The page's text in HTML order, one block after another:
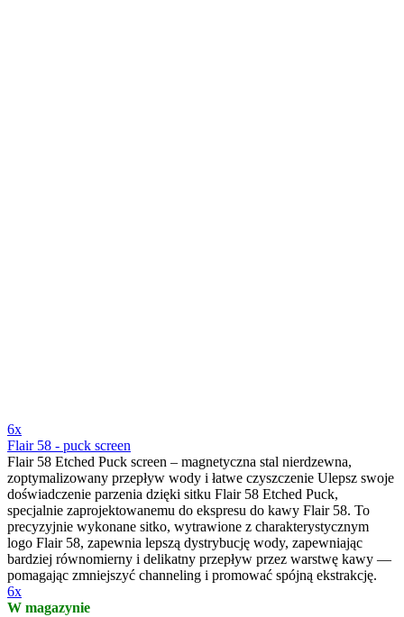
6x
Flair 58 - puck screen
Flair 58 Etched Puck screen – magnetyczna stal nierdzewna,
zoptymalizowany przepływ wody i łatwe czyszczenie Ulepsz swoje
doświadczenie parzenia dzięki sitku Flair 58 Etched Puck,
specjalnie zaprojektowanemu do ekspresu do kawy Flair 58. To
precyzyjnie wykonane sitko, wytrawione z charakterystycznym
logo Flair 58, zapewnia lepszą dystrybucję wody, zapewniając
bardziej równomierny i delikatny przepływ przez warstwę kawy —
pomagając zmniejszyć channeling i promować spójną ekstrakcję.
6x
W magazynie